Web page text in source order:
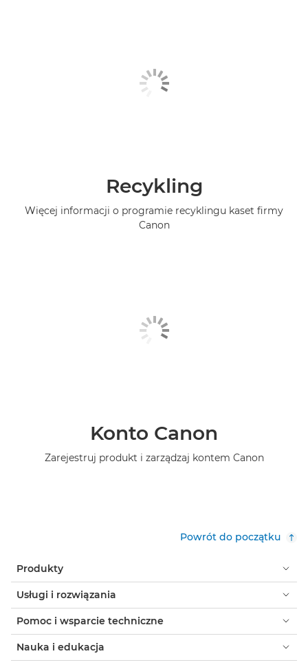
Recykling
Więcej informacji o programie recyklingu kaset firmy
Canon
Konto Canon
Zarejestruj produkt i zarządzaj kontem Canon
Powrót do początku
Produkty
Usługi i rozwiązania
Pomoc i wsparcie techniczne
Nauka i edukacja